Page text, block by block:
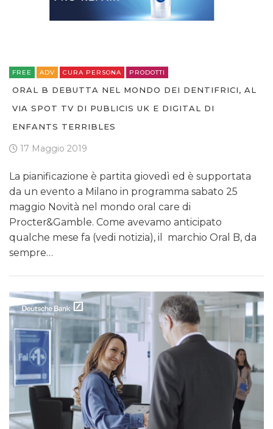
FREE ADV CURA PERSONA PRODOTTI
ORAL B DEBUTTA NEL MONDO DEI DENTIFRICI, AL
VIA SPOT TV DI PUBLICIS UK E DIGITAL DI
ENFANTS TERRIBLES
17 Maggio 2019
La pianificazione è partita giovedì ed è supportata
da un evento a Milano in programma sabato 25
maggio Novità nel mondo oral care di
Procter&Gamble. Come avevamo anticipato
qualche mese fa (vedi notizia), il marchio Oral B, da
sempre…